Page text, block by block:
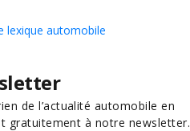
lexique automobile
de l’actualité automobile en
gratuitement à notre newsletter.